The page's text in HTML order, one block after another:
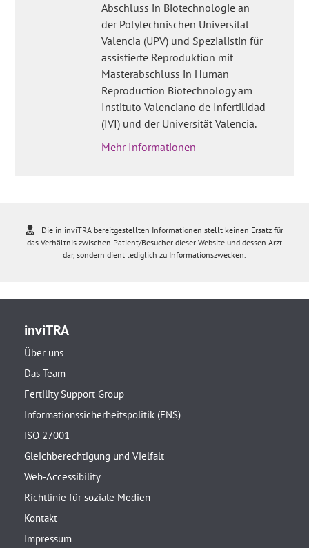
Abschluss in Biotechnologie an
der Polytechnischen Universität
Valencia (UPV) und Spezialistin für
assistierte Reproduktion mit
Masterabschluss in Human
Reproduction Biotechnology am
Instituto Valenciano de Infertilidad
(IVI) und der Universität Valencia.
Mehr Informationen
Die in inviTRA bereitgestellten Informationen stellt keinen Ersatz für
das Verhältnis zwischen Patient/Besucher dieser Website und dessen Arzt
dar, sondern dient lediglich zu Informationszwecken.
inviTRA
Über uns
Das Team
Fertility Support Group
Informationssicherheitspolitik (ENS)
ISO 27001
Gleichberechtigung und Vielfalt
Web-Accessibility
Richtlinie für soziale Medien
Kontakt
Impressum